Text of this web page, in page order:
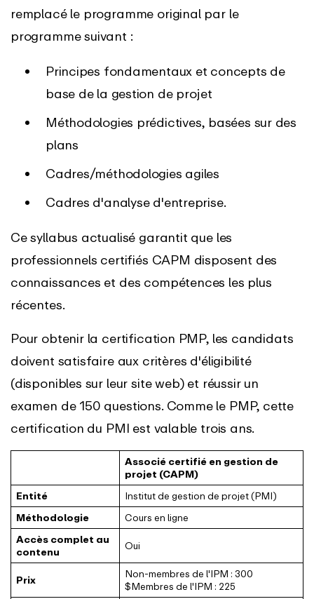
remplacé le programme original par le
programme suivant :
Principes fondamentaux et concepts de
base de la gestion de projet
Méthodologies prédictives, basées sur des
plans
Cadres/méthodologies agiles
Cadres d'analyse d'entreprise.
Ce syllabus actualisé garantit que les
professionnels certifiés CAPM disposent des
connaissances et des compétences les plus
récentes.
Pour obtenir la certification PMP, les candidats
doivent satisfaire aux critères d'éligibilité
(disponibles sur leur site web) et réussir un
examen de 150 questions. Comme le PMP, cette
certification du PMI est valable trois ans.
Associé certifié en gestion de
projet (CAPM)
Entité
Institut de gestion de projet (PMI)
Méthodologie
Cours en ligne
Accès complet au
contenu
Oui
Prix
Non-membres de l'IPM : 300
$Membres de l'IPM : 225